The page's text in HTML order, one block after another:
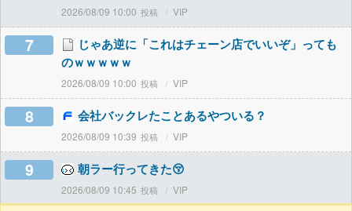
2026/08/09 10:00 VIP
7
じゃあ逆に「これはチェーン店でいいぞ」っても
のｗｗｗｗｗ
2026/08/09 10:00 VIP
8 会社バックレたことあるやついる？
2026/08/09 10:39 VIP
9 朝ラー行ってきた😚
2026/08/09 10:45 VIP